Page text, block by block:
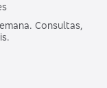
Consultas,